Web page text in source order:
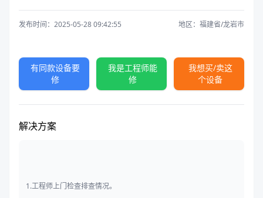
发布时间：2025-05-28 09:42:55 地区：福建省/龙岩市
有同款设备要
修
我是工程师能
修
我想买/卖这
个设备
解决方案
1.工程师上门检查排查情况。